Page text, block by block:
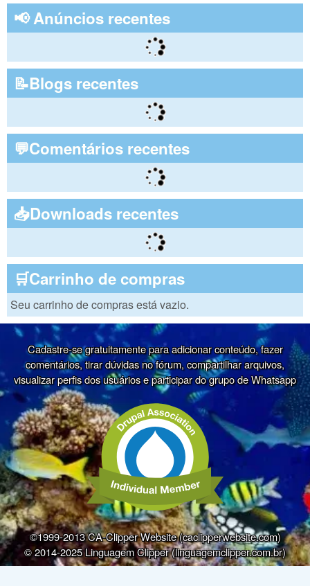
📢 Anúncios recentes
📝Blogs recentes
💬Comentários recentes
📥Downloads recentes
🛒Carrinho de compras
Seu carrinho de compras está vazio.
Cadastre-se gratuitamente para adicionar conteúdo, fazer
comentários, tirar dúvidas no fórum, compartilhar arquivos,
visualizar perfis dos usuários e participar do grupo de Whatsapp
©1999-2013 CA-Clipper Website (caclipperwebsite.com)
© 2014-2025 Linguagem Clipper (linguagemclipper.com.br)